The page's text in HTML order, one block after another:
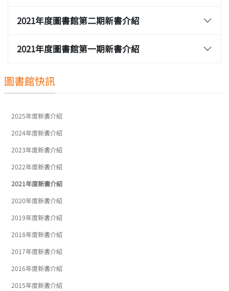
2021年度圖書館第二期新書介紹
2021年度圖書館第一期新書介紹
圖書館快訊
2025年度新書介紹
2024年度新書介紹
2023年度新書介紹
2022年度新書介紹
2021年度新書介紹
2020年度新書介紹
2019年度新書介紹
2018年度新書介紹
2017年度新書介紹
2016年度新書介紹
2015年度新書介紹